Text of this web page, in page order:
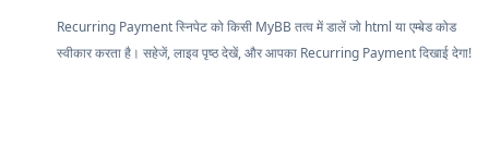
Recurring Payment स्निपेट को किसी MyBB तत्व में डालें जो html या एम्बेड कोड
स्वीकार करता है। सहेजें, लाइव पृष्ठ देखें, और आपका Recurring Payment दिखाई देगा!